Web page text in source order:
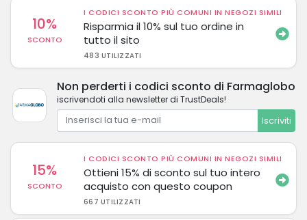
10%
SCONTO
I CODICI SCONTO PIÙ COMUNI IN NEGOZI SIMILI
Risparmia il 10% sul tuo ordine in
tutto il sito
483 UTILIZZATI
Non perderti i codici sconto di Farmaglobo
iscrivendoti alla newsletter di TrustDeals!
Iscriviti
15%
SCONTO
I CODICI SCONTO PIÙ COMUNI IN NEGOZI SIMILI
Ottieni 15% di sconto sul tuo intero
acquisto con questo coupon
667 UTILIZZATI